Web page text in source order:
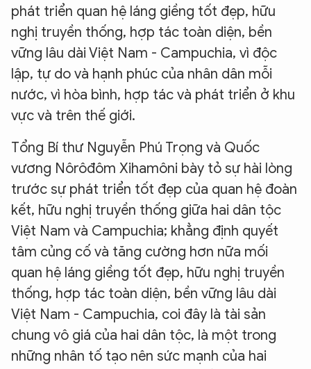
phát triển quan hệ láng giềng tốt đẹp, hữu
nghị truyền thống, hợp tác toàn diện, bền
vững lâu dài Việt Nam - Campuchia, vì độc
lập, tự do và hạnh phúc của nhân dân mỗi
nước, vì hòa bình, hợp tác và phát triển ở khu
vực và trên thế giới.
Tổng Bí thư Nguyễn Phú Trọng và Quốc
vương Nôrôđôm Xihamôni bày tỏ sự hài lòng
trước sự phát triển tốt đẹp của quan hệ đoàn
kết, hữu nghị truyền thống giữa hai dân tộc
Việt Nam và Campuchia; khẳng định quyết
tâm củng cố và tăng cường hơn nữa mối
quan hệ láng giềng tốt đẹp, hữu nghị truyền
thống, hợp tác toàn diện, bền vững lâu dài
Việt Nam - Campuchia, coi đây là tài sản
chung vô giá của hai dân tộc, là một trong
những nhân tố tạo nên sức mạnh của hai